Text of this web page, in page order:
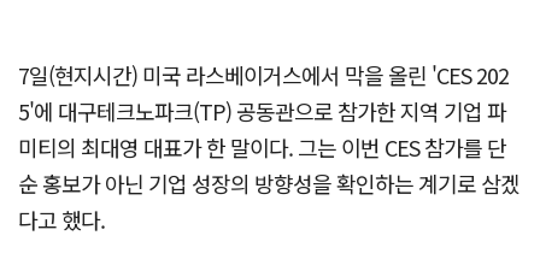
7일(현지시간) 미국 라스베이거스에서 막을 올린 'CES 202
5'에 대구테크노파크(TP) 공동관으로 참가한 지역 기업 파
미티의 최대영 대표가 한 말이다. 그는 이번 CES 참가를 단
순 홍보가 아닌 기업 성장의 방향성을 확인하는 계기로 삼겠
다고 했다.